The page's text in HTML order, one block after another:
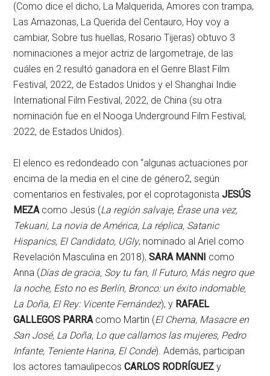
(Como dice el dicho, La Malquerida, Amores con trampa,
Las Amazonas, La Querida del Centauro, Hoy voy a
cambiar, Sobre tus huellas, Rosario Tijeras) obtuvo 3
nominaciones a mejor actriz de largometraje, de las
cuáles en 2 resultó ganadora en el Genre Blast Film
Festival, 2022, de Estados Unidos y el Shanghai Indie
International Film Festival, 2022, de China (su otra
nominación fue en el Nooga Underground Film Festival,
2022, de Estados Unidos).
El elenco es redondeado con “algunas actuaciones por
encima de la media en el cine de género2, según
comentarios en festivales, por el coprotagonistaJESÚS
MEZAcomo Jesús (La región salvaje, Érase una vez,
Tekuani, La novia de América, La réplica, Satanic
Hispanics, El Candidato, UGly, nominado al Ariel como
Revelación Masculina en 2018),SARA MANNI como
Anna (Días de gracia, Soy tu fan, Il Futuro, Más negro que
la noche, Esto no es Berlín, Bronco: un éxito indomable,
La Doña, El Rey: Vicente Fernández), y RAFAEL
GALLEGOS PARRAcomo Martin (El Chema, Masacre en
San José, La Doña, Lo que callamos las mujeres, Pedro
Infante, Teniente Harina, El Conde). Además, participan
los actores tamaulipecosCARLOS RODRÍGUEZ y